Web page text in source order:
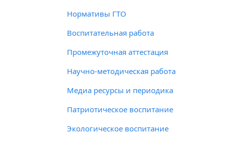
Нормативы ГТО
Воспитательная работа
Промежуточная аттестация
Научно-методическая работа
Медиа ресурсы и периодика
Патриотическое воспитание
Экологическое воспитание